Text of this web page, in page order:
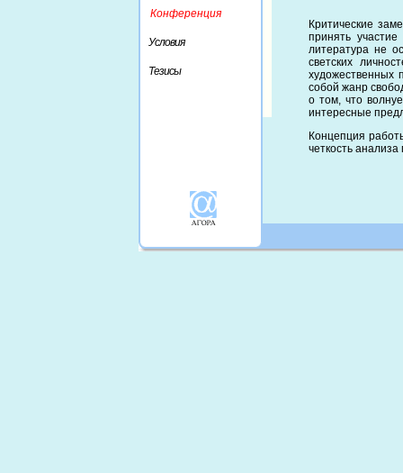
Конференция
Условия
Тезисы
Критические
принять
литература не
светских
художественных
собой жанр
о том, что
интересные
Концепция
четкость